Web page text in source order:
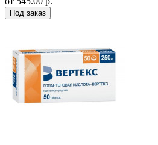
Под заказ